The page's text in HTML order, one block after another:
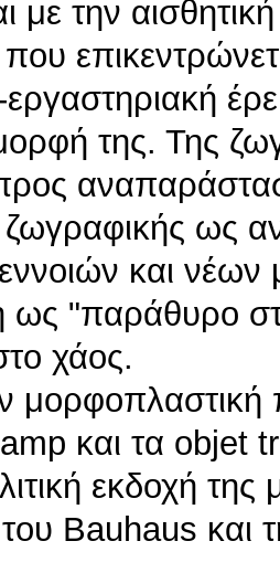
με την
εργαστηριακή
της. Της
προς
ζωγραφικής ως
και νέων
ως "παράθυρο
χάος.
και τα objet
εκδοχή
Bauhaus και